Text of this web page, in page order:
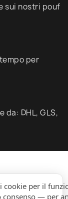
cookie per il
— per
sui nostri pouf
per
DHL, GLS,
expand_more